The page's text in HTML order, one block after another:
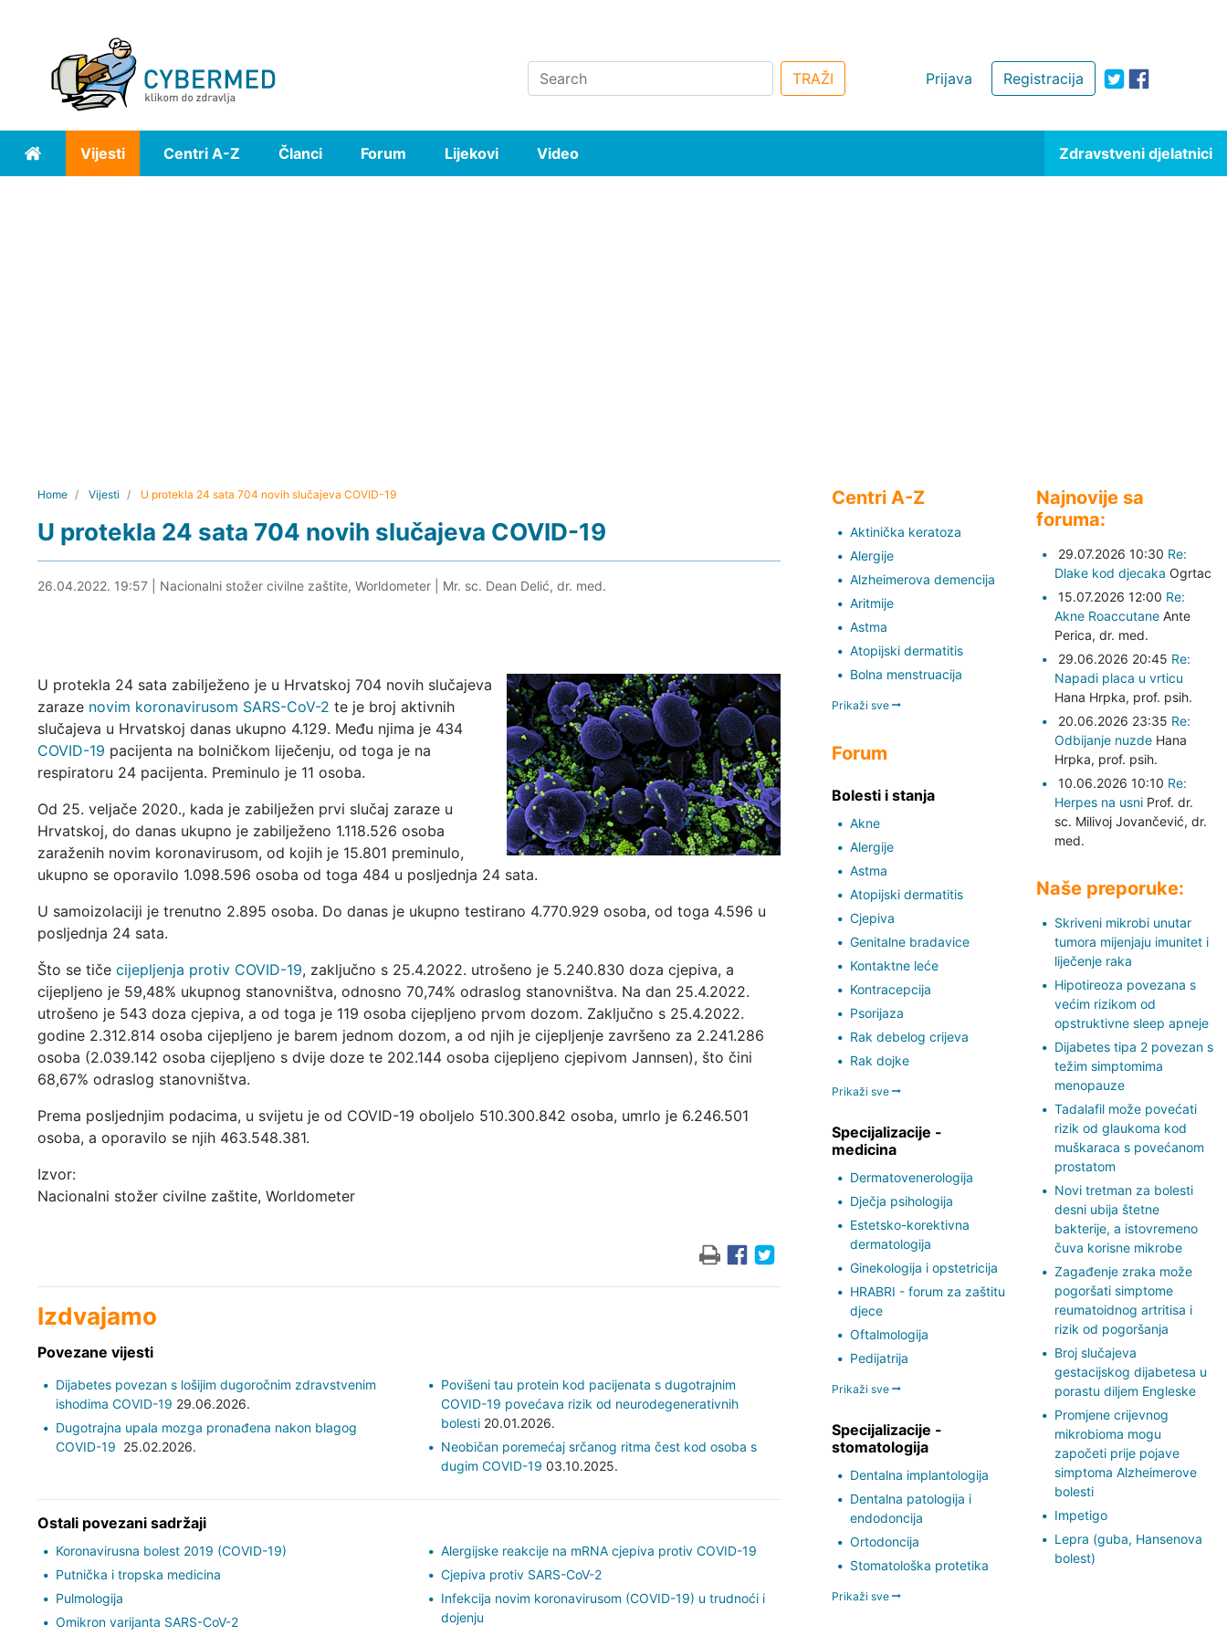
Registracija
Prijava
Search TRAŽI
Home Vijesti Centri A-Z Članci Forum Lijekovi Video Zdravstveni djelatnici
Home Vijesti U protekla 24 sata 704 novih slučajeva COVID-19
U protekla 24 sata 704 novih slučajeva COVID-19
26.04.2022. 20:05
26.04.2022. 19:57| Nacionalni stožer civilne zaštite, Worldometer| Mr. sc. Dean Delić, dr. med.
U protekla 24 sata zabilježeno je u Hrvatskoj 704 novih slučajeva
zaraze novim koronavirusom SARS-CoV-2 te je broj aktivnih
slučajeva u Hrvatskoj danas ukupno 4.129. Među njima je 434
COVID-19 pacijenta na bolničkom liječenju, od toga je na
respiratoru 24 pacijenta. Preminulo je 11 osoba.
Od 25. veljače 2020., kada je zabilježen prvi slučaj zaraze u
Hrvatskoj, do danas ukupno je zabilježeno 1.118.526 osoba
zaraženih novim koronavirusom, od kojih je 15.801 preminulo,
ukupno se oporavilo 1.098.596 osoba od toga 484 u posljednja 24 sata.
U samoizolaciji je trenutno 2.895 osoba. Do danas je ukupno testirano 4.770.929 osoba, od toga 4.596 u
posljednja 24 sata.
Što se tiče cijepljenja protiv COVID-19, zaključno s 25.4.2022. utrošeno je 5.240.830 doza cjepiva, a
cijepljeno je 59,48% ukupnog stanovništva, odnosno 70,74% odraslog stanovništva. Na dan 25.4.2022.
utrošeno je 543 doza cjepiva, a od toga je 119 osoba cijepljeno prvom dozom. Zaključno s 25.4.2022.
godine 2.312.814 osoba cijepljeno je barem jednom dozom, a od njih je cijepljenje završeno za 2.241.286
osoba (2.039.142 osoba cijepljeno s dvije doze te 202.144 osoba cijepljeno cjepivom Jannsen), što čini
68,67% odraslog stanovništva.
Prema posljednjim podacima, u svijetu je od COVID-19 oboljelo 510.300.842 osoba, umrlo je 6.246.501
osoba, a oporavilo se njih 463.548.381.
Izvor:
Nacionalni stožer civilne zaštite, Worldometer
Izdvajamo
Povezane vijesti
Dijabetes povezan s lošijim dugoročnim zdravstvenim
ishodima COVID-19 29.06.2026.
Dugotrajna upala mozga pronađena nakon blagog
COVID-19 25.02.2026.
Povišeni tau protein kod pacijenata s dugotrajnim
COVID-19 povećava rizik od neurodegenerativnih
bolesti 20.01.2026.
Neobičan poremećaj srčanog ritma čest kod osoba s
dugim COVID-19 03.10.2025.
Ostali povezani sadržaji
Koronavirusna bolest 2019 (COVID-19)
Putnička i tropska medicina
Pulmologija
Omikron varijanta SARS-CoV-2
Alergijske reakcije na mRNA cjepiva protiv COVID-19
Cjepiva protiv SARS-CoV-2
Infekcija novim koronavirusom (COVID-19) u trudnoći i
dojenju
Centri A-Z
Aktinička keratoza
Alergije
Alzheimerova demencija
Aritmije
Astma
Atopijski dermatitis
Bolna menstruacija
Prikaži sve
Forum
Bolesti i stanja
Akne
Alergije
Astma
Atopijski dermatitis
Cjepiva
Genitalne bradavice
Kontaktne leće
Kontracepcija
Psorijaza
Rak debelog crijeva
Rak dojke
Prikaži sve
Specijalizacije -
medicina
Dermatovenerologija
Dječja psihologija
Estetsko-korektivna
dermatologija
Ginekologija i opstetricija
HRABRI - forum za zaštitu
djece
Oftalmologija
Pedijatrija
Prikaži sve
Specijalizacije -
stomatologija
Dentalna implantologija
Dentalna patologija i
endodoncija
Ortodoncija
Stomatološka protetika
Prikaži sve
Najnovije sa
foruma:
29.07.2026 10:30 Re:
Dlake kod djecaka Ogrtac
15.07.2026 12:00 Re:
Akne Roaccutane Ante
Perica, dr. med.
29.06.2026 20:45 Re:
Napadi placa u vrticu
Hana Hrpka, prof. psih.
20.06.2026 23:35 Re:
Odbijanje nuzde Hana
Hrpka, prof. psih.
10.06.2026 10:10 Re:
Herpes na usni Prof. dr.
sc. Milivoj Jovančević, dr.
med.
Naše preporuke:
Skriveni mikrobi unutar
tumora mijenjaju imunitet i
liječenje raka
Hipotireoza povezana s
većim rizikom od
opstruktivne sleep apneje
Dijabetes tipa 2 povezan s
težim simptomima
menopauze
Tadalafil može povećati
rizik od glaukoma kod
muškaraca s povećanom
prostatom
Novi tretman za bolesti
desni ubija štetne
bakterije, a istovremeno
čuva korisne mikrobe
Zagađenje zraka može
pogoršati simptome
reumatoidnog artritisa i
rizik od pogoršanja
Broj slučajeva
gestacijskog dijabetesa u
porastu diljem Engleske
Promjene crijevnog
mikrobioma mogu
započeti prije pojave
simptoma Alzheimerove
bolesti
Impetigo
Lepra (guba, Hansenova
bolest)